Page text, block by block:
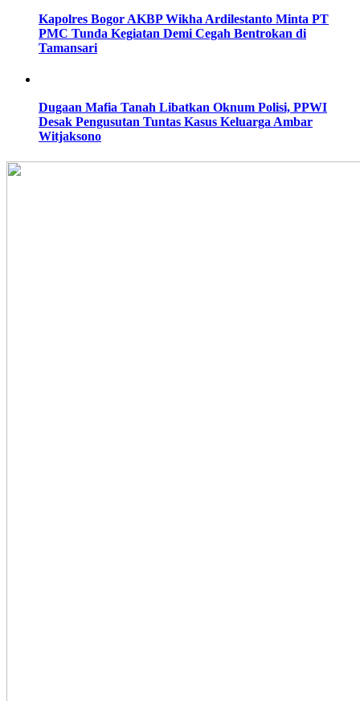
Kapolres Bogor AKBP Wikha Ardilestanto Minta PT
PMC Tunda Kegiatan Demi Cegah Bentrokan di
Tamansari
Dugaan Mafia Tanah Libatkan Oknum Polisi, PPWI
Desak Pengusutan Tuntas Kasus Keluarga Ambar
Witjaksono